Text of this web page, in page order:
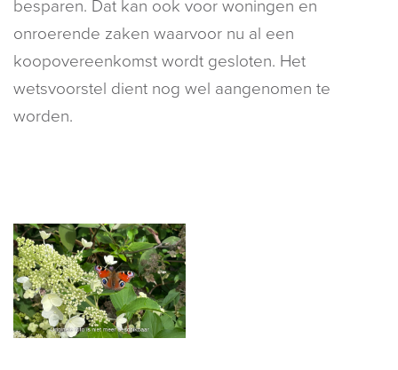
besparen. Dat kan ook voor woningen en
onroerende zaken waarvoor nu al een
koopovereenkomst wordt gesloten. Het
wetsvoorstel dient nog wel aangenomen te
worden.